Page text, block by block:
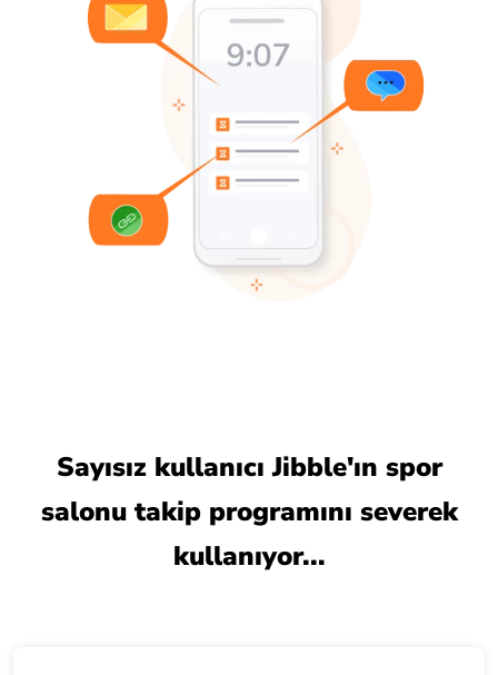
Sayısız kullanıcı Jibble'ın spor
salonu takip programını severek
kullanıyor...